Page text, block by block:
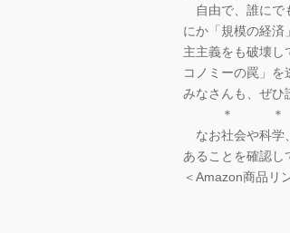
自由で、誰にで
にか「規模の経済
主主義をも破壊
コノミーの罠」を
みなさんも、ぜひ
＊ ＊
なお社会や科学
あることを確認し
＜Amazon商品リ